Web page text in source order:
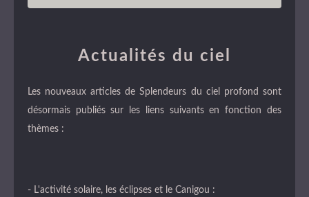
Actualités du ciel
Les nouveaux articles de Splendeurs du ciel profond sont
désormais publiés sur les liens suivants en fonction des
thèmes :
- L'activité solaire, les éclipses et le Canigou :